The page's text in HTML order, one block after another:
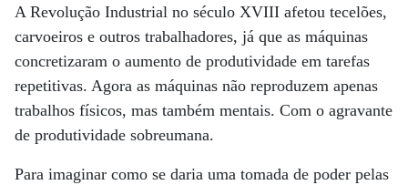
A Revolução Industrial no século XVIII afetou tecelões,
carvoeiros e outros trabalhadores, já que as máquinas
concretizaram o aumento de produtividade em tarefas
repetitivas. Agora as máquinas não reproduzem apenas
trabalhos físicos, mas também mentais. Com o agravante
de produtividade sobreumana.
Para imaginar como se daria uma tomada de poder pelas